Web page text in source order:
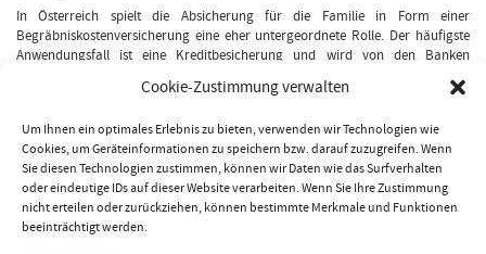
Cookie-Zustimmung verwalten
Um Ihnen ein optimales Erlebnis zu bieten, verwenden wir Technologien wie
Cookies, um Geräteinformationen zu speichern bzw. darauf zuzugreifen. Wenn
Sie diesen Technologien zustimmen, können wir Daten wie das Surfverhalten
oder eindeutige IDs auf dieser Website verarbeiten. Wenn Sie Ihre Zustimmung
nicht erteilen oder zurückziehen, können bestimmte Merkmale und Funktionen
beeinträchtigt werden.
In Österreich spielt die Absicherung für die Familie in Form einer
Begräbniskostenversicherung eine eher untergeordnete Rolle. Der häufigste
Anwendungsfall ist eine Kreditbesicherung und wird von den Banken
Versicherungsleistung im Todesfall des Familienerhalters für Familien
Ablebensversicherung. Selten ist ein Produkt so einfach über den Preis
vergleichbar, wie bei der Ablebensrisikoversicherung. Die Leistungen sind
nahezu ident die Prämienunterschiede jedoch riesig!
Jetzt vergleichen